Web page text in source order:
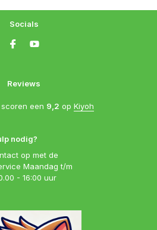
nodig?
op met de
Maandag t/m
- 16:00 uur
Reviews
een 9,2 op Kiyoh
Socials